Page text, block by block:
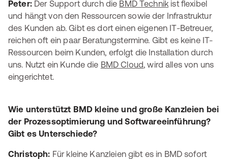
Peter: Der Support durch die BMD Technik ist flexibel
und hängt von den Ressourcen sowie der Infrastruktur
des Kunden ab. Gibt es dort einen eigenen IT-Betreuer,
reichen oft ein paar Beratungstermine. Gibt es keine IT-
Ressourcen beim Kunden, erfolgt die Installation durch
uns. Nutzt ein Kunde die BMD Cloud, wird alles von uns
eingerichtet.
Wie unterstützt BMD kleine und große Kanzleien bei
der Prozessoptimierung und Softwareeinführung?
Gibt es Unterschiede?
Christoph: Für kleine Kanzleien gibt es in BMD sofort